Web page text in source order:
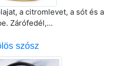
a citromlevet, a sót és a
Zárófedél,...
szósz